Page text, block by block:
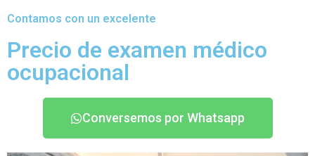
Contamos con un excelente
Precio de examen médico
ocupacional
Conversemos por Whatsapp